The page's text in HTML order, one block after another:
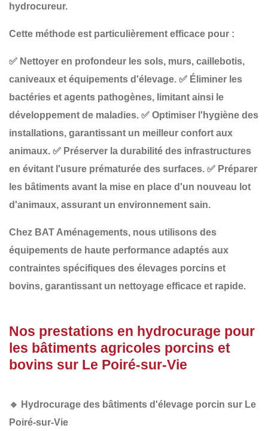
hydrocureur.
Cette méthode est particulièrement efficace pour :
✅ Nettoyer en profondeur les sols, murs, caillebotis,
caniveaux et équipements d'élevage. ✅ Éliminer les
bactéries et agents pathogènes, limitant ainsi le
développement de maladies. ✅ Optimiser l'hygiène des
installations, garantissant un meilleur confort aux
animaux. ✅ Préserver la durabilité des infrastructures
en évitant l'usure prématurée des surfaces. ✅ Préparer
les bâtiments avant la mise en place d'un nouveau lot
d'animaux, assurant un environnement sain.
Chez BAT Aménagements, nous utilisons des
équipements de haute performance adaptés aux
contraintes spécifiques des élevages porcins et
bovins, garantissant un nettoyage efficace et rapide.
Nos prestations en hydrocurage pour
les bâtiments agricoles porcins et
bovins sur Le Poiré-sur-Vie
🔹 Hydrocurage des bâtiments d'élevage porcin sur Le
Poiré-sur-Vie